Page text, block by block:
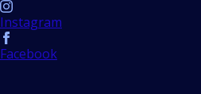
Instagram
Facebook